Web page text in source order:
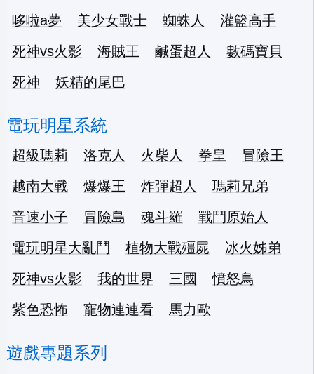
哆啦a夢
美少女戰士 蜘蛛人
灌籃高手
死神vs火影
海賊王 鹹蛋超人
數碼寶貝
死神
妖精的尾巴
電玩明星系統
超級瑪莉 洛克人 火柴人 拳皇
冒險王
越南大戰
爆爆王 炸彈超人
瑪莉兄弟
音速小子
冒險島 魂斗羅
戰鬥原始人
電玩明星大亂鬥
植物大戰殭屍
冰火姊弟
死神vs火影
我的世界 三國
憤怒鳥
紫色恐怖
寵物連連看 馬力歐
遊戲專題系列